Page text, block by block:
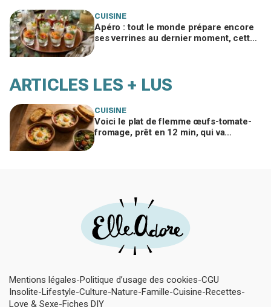
CUISINE
Apéro : tout le monde prépare encore
ses verrines au dernier moment, cette
ARTICLES LES + LUS
CUISINE
Voici le plat de flemme œufs-tomate-
fromage, prêt en 12 min, qui va
Mentions légales Politique d’usage des cookies CGU
Insolite Lifestyle Culture Nature Famille Cuisine Recettes
Love & Sexe Fiches DIY